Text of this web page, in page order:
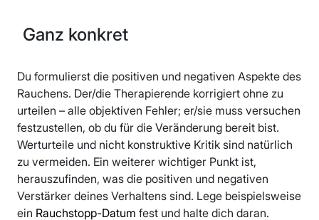
Ganz konkret
Du formulierst die positiven und negativen Aspekte des
Rauchens. Der/die Therapierende korrigiert ohne zu
urteilen – alle objektiven Fehler; er/sie muss versuchen
festzustellen, ob du für die Veränderung bereit bist.
Werturteile und nicht konstruktive Kritik sind natürlich
zu vermeiden. Ein weiterer wichtiger Punkt ist,
herauszufinden, was die positiven und negativen
Verstärker deines Verhaltens sind. Lege beispielsweise
ein Rauchstopp-Datum fest und halte dich daran.